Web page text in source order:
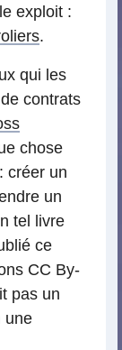
exploit :
.
qui les
contrats
chose
créer un
un
tel livre
ce
CC By-
pas un
une